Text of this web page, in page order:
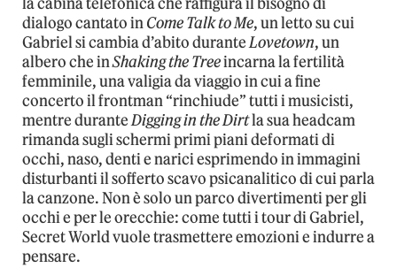
dialogo cantato inCome Talk to Me, un letto su cui
Gabriel si cambia d’abito duranteLovetown, un
albero che inShaking the Treeincarna la fertilità
femminile, una valigia da viaggio in cui a fine
concerto il frontman “rinchiude” tutti i musicisti,
mentre duranteDigging in the Dirtla sua headcam
rimanda sugli schermi primi piani deformati di
occhi, naso, denti e narici esprimendo in immagini
disturbanti il sofferto scavo psicanalitico di cui parla
la canzone. Non è solo un parco divertimenti per gli
occhi e per le orecchie: come tutti i tour di Gabriel,
Secret World vuole trasmettere emozioni e indurre a
pensare.